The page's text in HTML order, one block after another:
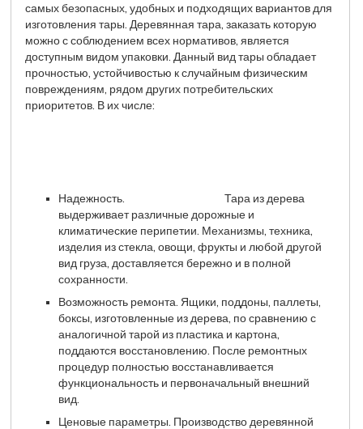
самых безопасных, удобных и подходящих вариантов для
изготовления тары. Деревянная тара, заказать которую
можно с соблюдением всех нормативов, является
доступным видом упаковки. Данный вид тары обладает
прочностью, устойчивостью к случайным физическим
повреждениям, рядом других потребительских
приоритетов. В их числе:
Надежность.
Тара из дерева
выдерживает различные дорожные и
климатические перипетии. Механизмы, техника,
изделия из стекла, овощи, фрукты и любой другой
вид груза, доставляется бережно и в полной
сохранности.
Возможность ремонта. Ящики, поддоны, паллеты,
боксы, изготовленные из дерева, по сравнению с
аналогичной тарой из пластика и картона,
поддаются восстановлению. После ремонтных
процедур полностью восстанавливается
функциональность и первоначальный внешний
вид.
Ценовые параметры. Производство деревянной